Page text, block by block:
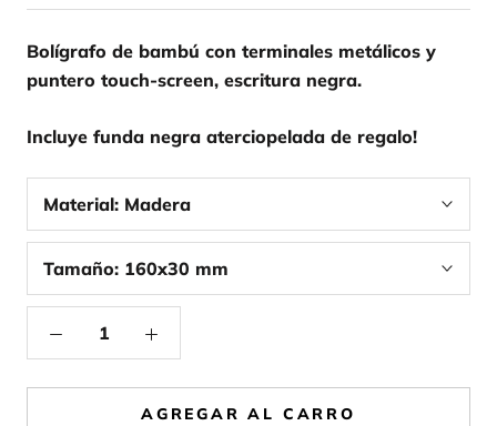
Bolígrafo de bambú con terminales metálicos y
puntero touch-screen, escritura negra.
Incluye funda negra aterciopelada de regalo!
Material: Madera
Tamaño: 160x30 mm
AGREGAR AL CARRO